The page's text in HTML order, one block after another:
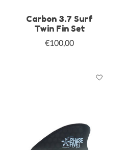
Carbon 3.7 Surf
Twin Fin Set
€100,00